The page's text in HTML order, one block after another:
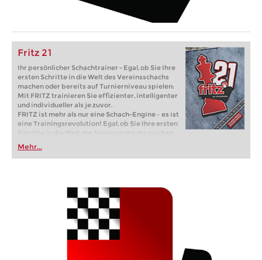
Fritz 21
Ihr persönlicher Schachtrainer - Egal, ob Sie Ihre
ersten Schritte in die Welt des Vereinsschachs
machen oder bereits auf Turnierniveau spielen:
Mit FRITZ trainieren Sie effizienter, intelligenter
und individueller als je zuvor.
FRITZ ist mehr als nur eine Schach-Engine – es ist
eine Trainingsrevolution! Egal, ob Sie Ihre ersten
Schritte in die Welt des Vereinsschachs machen
oder bereits auf Turnierniveau spielen: Mit
FRITZ trainieren Sie effizienter, intelligenter und
individueller als je zuvor.
Mehr...